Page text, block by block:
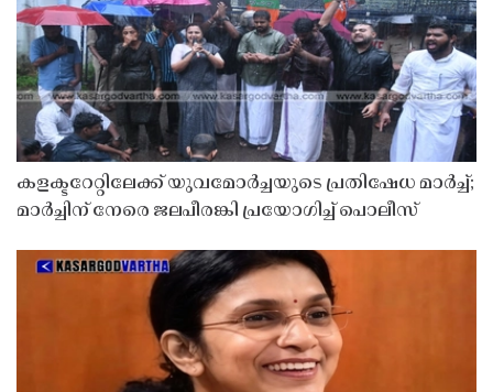
കളക്ടറേറ്റിലേക്ക് യുവമോർച്ചയുടെ പ്രതിഷേധ മാർച്ച്;
മാർച്ചിന് നേരെ ജലപീരങ്കി പ്രയോഗിച്ച് പൊലീസ്